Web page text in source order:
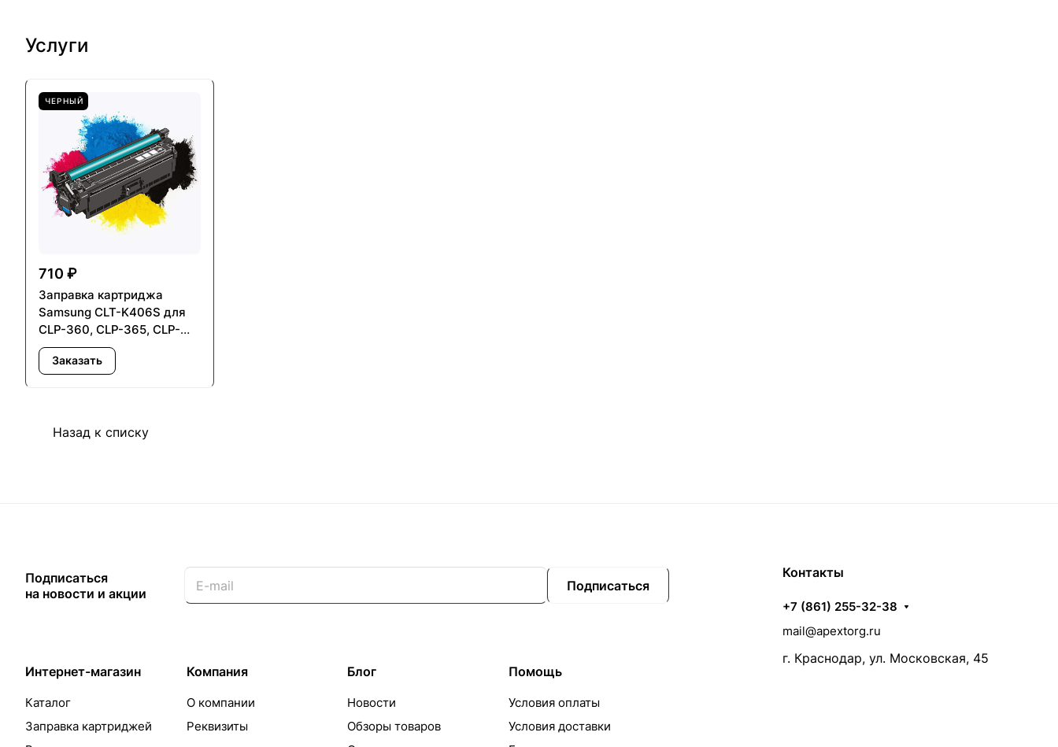
Услуги
ЧЕРНЫЙ
710 ₽
Заправка картриджа
Samsung CLT-K406S для
CLP-360, CLP-365, CLP-
368, CLX-3300, CLX-3305,
Xpress SL-C410, SL-C460
Заказать
Назад к списку
Подписаться
на новости и акции
Подписаться
Интернет-магазин
Каталог
Заправка картриджей
Компания
О компании
Реквизиты
Блог
Новости
Обзоры товаров
Помощь
Условия оплаты
Условия доставки
Контакты
+7 (861) 255-32-38
mail@apextorg.ru
г. Краснодар, ул. Московская, 45